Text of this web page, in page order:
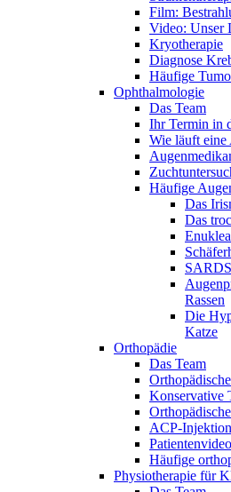
Film:
Video: Unser
Kryotherapie
Diagnose
Häufige
Ophthalmologie
Das Team
Ihr Termin in
Wie läuft eine
Häufige
Das
Das
SARDS
Rassen
Die
Katze
Orthopädie
Das Team
Konservative
ACP-
Häufige
Physiotherapie für